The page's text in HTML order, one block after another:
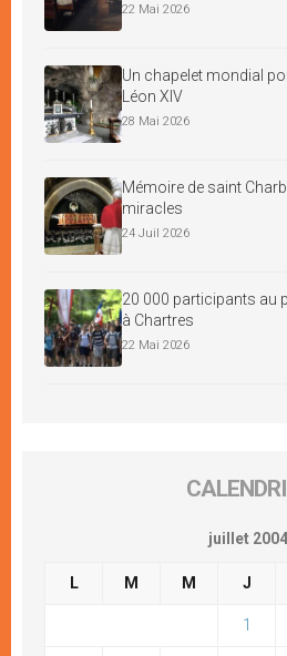
22 Mai 2026
Un chapelet mondial
Léon XIV
28 Mai 2026
Mémoire de saint
miracles
24 Juil 2026
20 000 participants au
à Chartres
22 Mai 2026
juillet 2004
L M M J
1